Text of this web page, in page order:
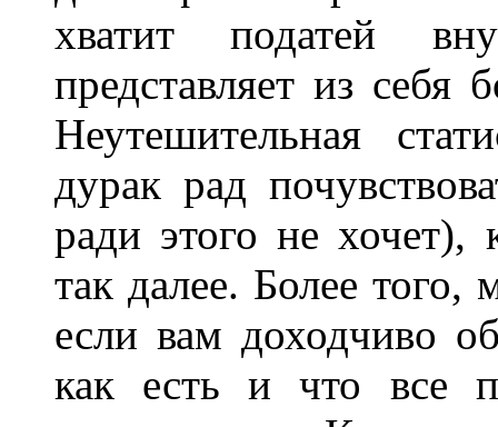
хватит податей
представляет из себя
Неутешительная
дурак рад
ради этого не
так далее. Более того,
если вам доходчиво
как есть и что все